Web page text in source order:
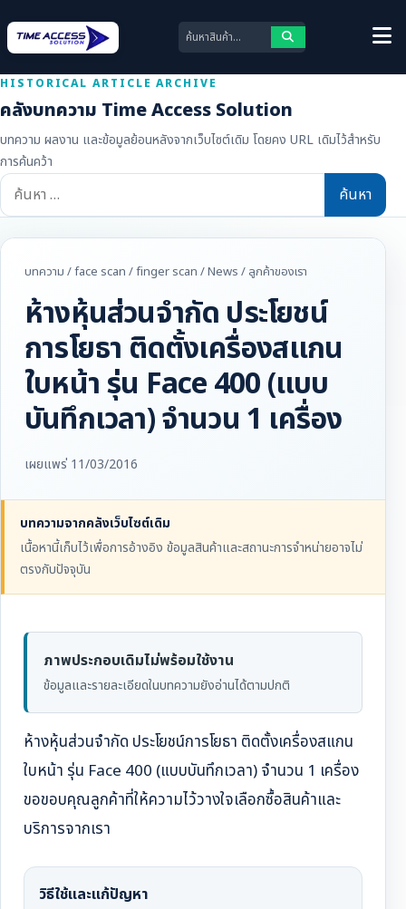
HISTORICAL ARTICLE ARCHIVE
คลังบทความ Time Access Solution
บทความ ผลงาน และข้อมูลย้อนหลังจากเว็บไซต์เดิม โดยคง URL เดิมไว้สำหรับ
การค้นคว้า
ค้นหา
สำหรับ:
บทความ /face scan /finger scan /News / ลูกค้าของเรา
ห้างหุ้นส่วนจำกัด ประโยชน์
การโยธา ติดตั้งเครื่องสแกน
ใบหน้า รุ่น Face 400 (แบบ
บันทึกเวลา) จำนวน 1 เครื่อง
เผยแพร่ 11/03/2016
บทความจากคลังเว็บไซต์เดิม
เนื้อหานี้เก็บไว้เพื่อการอ้างอิง ข้อมูลสินค้าและสถานะการจำหน่ายอาจไม่
ตรงกับปัจจุบัน
ภาพประกอบเดิมไม่พร้อมใช้งาน
ข้อมูลและรายละเอียดในบทความยังอ่านได้ตามปกติ
ห้างหุ้นส่วนจำกัด ประโยชน์การโยธา ติดตั้งเครื่องสแกน
ใบหน้า รุ่น Face 400 (แบบบันทึกเวลา) จำนวน 1 เครื่อง
ขอขอบคุณลูกค้าที่ให้ความไว้วางใจเลือกซื้อสินค้าและ
บริการจากเรา
วิธีใช้และแก้ปัญหา